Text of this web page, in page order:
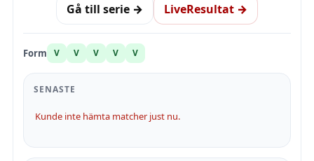
Gå till serie → LiveResultat →
Form V V V V V
SENASTE
Kunde inte hämta matcher just nu.